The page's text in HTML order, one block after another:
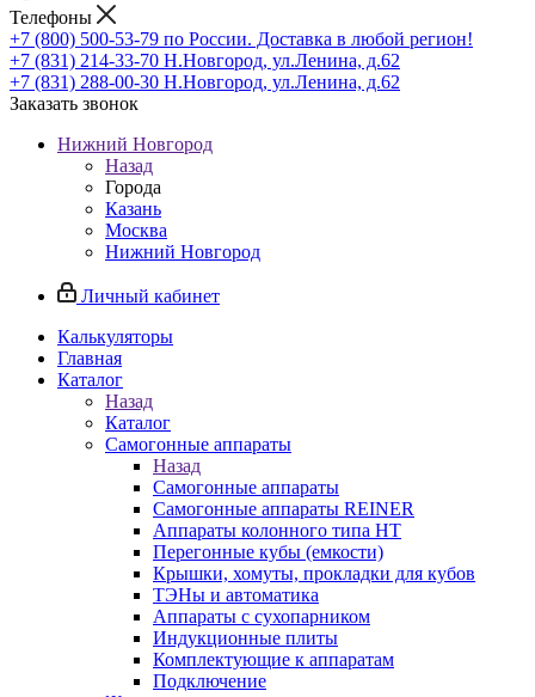
Телефоны
+7 (800) 500-53-79 по России. Доставка в любой регион!
+7 (831) 214-33-70 Н.Новгород, ул.Ленина, д.62
+7 (831) 288-00-30 Н.Новгород, ул.Ленина, д.62
Заказать звонок
Нижний Новгород
Назад
Города
Казань
Москва
Нижний Новгород
Личный кабинет
Калькуляторы
Главная
Каталог
Назад
Каталог
Самогонные аппараты
Назад
Самогонные аппараты
Самогонные аппараты REINER
Аппараты колонного типа НТ
Перегонные кубы (емкости)
Крышки, хомуты, прокладки для кубов
ТЭНы и автоматика
Аппараты с сухопарником
Индукционные плиты
Комплектующие к аппаратам
Подключение